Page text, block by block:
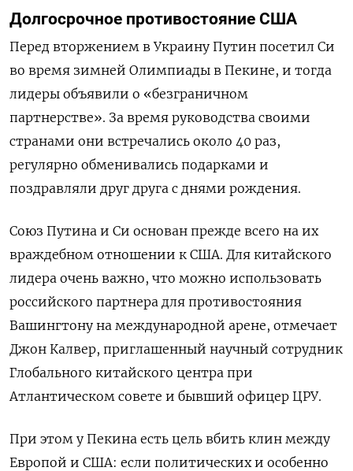
Долгосрочное противостояние США
Перед вторжением в Украину Путин посетил Си
во время зимней Олимпиады в Пекине, и тогда
лидеры объявили о «безграничном
партнерстве». За время руководства своими
странами они встречались около 40 раз,
регулярно обменивались подарками и
поздравляли друг друга с днями рождения.
Союз Путина и Си основан прежде всего на их
враждебном отношении к США. Для китайского
лидера очень важно, что можно использовать
российского партнера для противостояния
Вашингтону на международной арене, отмечает
Джон Калвер, приглашенный научный сотрудник
Глобального китайского центра при
Атлантическом совете и бывший офицер ЦРУ.
При этом у Пекина есть цель вбить клин между
Европой и США: если политических и особенно